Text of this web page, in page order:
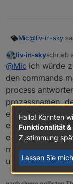
Mic@liv-in-sky
noch eine
http://
und
Ich überlege
Also
Nun trägt
geschehen
Reicht es,
chrome:true
wird? Oder
Man könnte
also
Offline
liv-in-skyschrieb
zuletzt
@Mic ich würde
den commands
process
prozessnamen,
eine antwort als
einem json
ein datenpunbkt
man muss beim
unüblich
Hallo! Könnten
Funktionalität
Zustimmung
Lassen Sie